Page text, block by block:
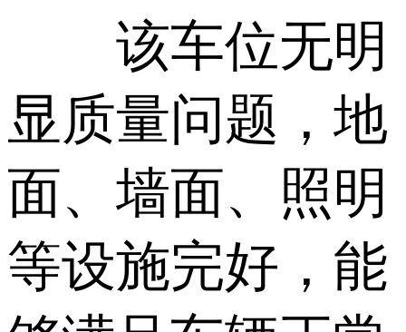
该车位无明
显质量问题，地
面、墙面、照明
等设施完好，能